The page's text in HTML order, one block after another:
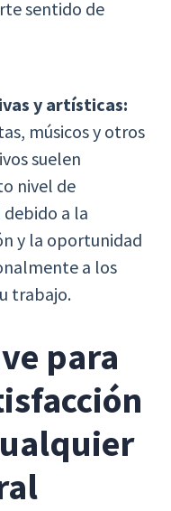
sentido de
y artísticas:
músicos y otros
suelen
nivel de
a la
y la oportunidad
a los
trabajo.
para